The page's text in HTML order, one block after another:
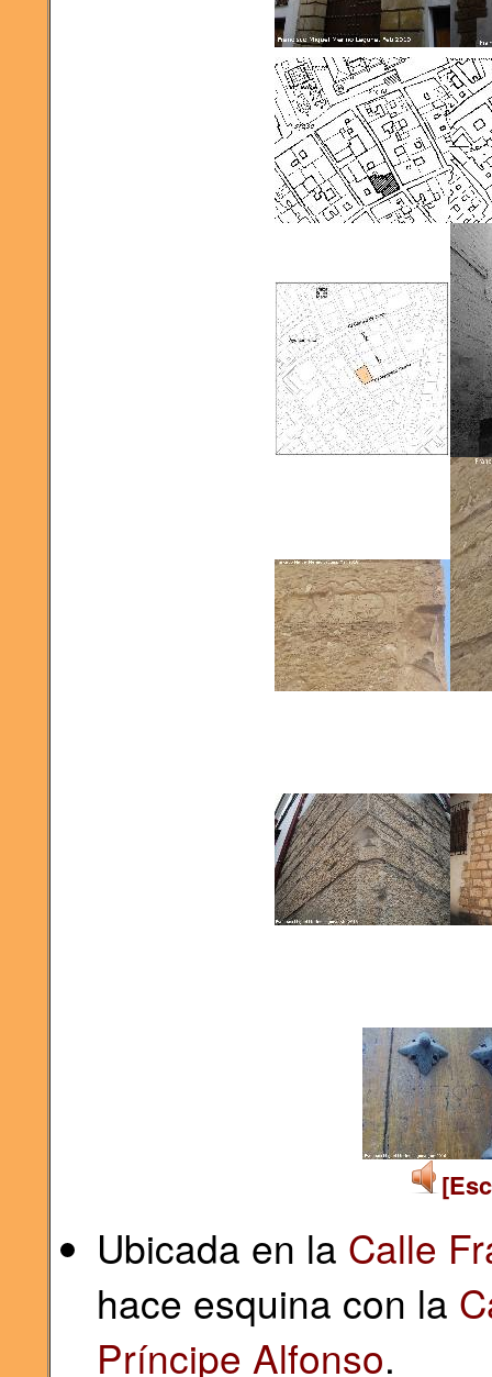
Ubicada en la Calle
hace esquina con la
Príncipe Alfonso.